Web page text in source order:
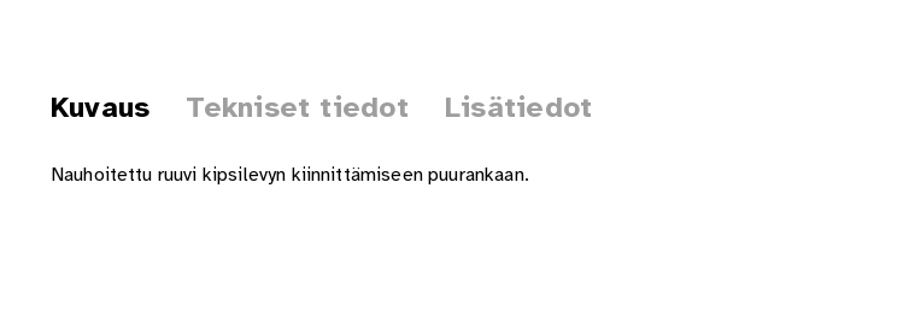
Kuvaus Tekniset tiedot Lisätiedot
Nauhoitettu ruuvi kipsilevyn kiinnittämiseen puurankaan.